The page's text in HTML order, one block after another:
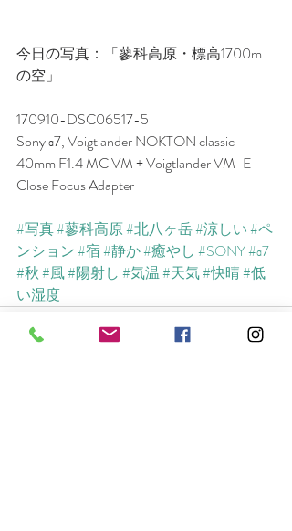
今日の写真：「蓼科高原・標高1700m
の空」
170910-DSC06517-5
Sony α7, Voigtlander NOKTON classic
40mm F1.4 MC VM + Voigtlander VM-E
Close Focus Adapter
#写真#蓼科高原#北八ヶ岳#涼しい#ペ
ンション#宿#静か#癒やし #SONY#α7
#秋#風#陽射し #気温#天気#快晴#低
い湿度